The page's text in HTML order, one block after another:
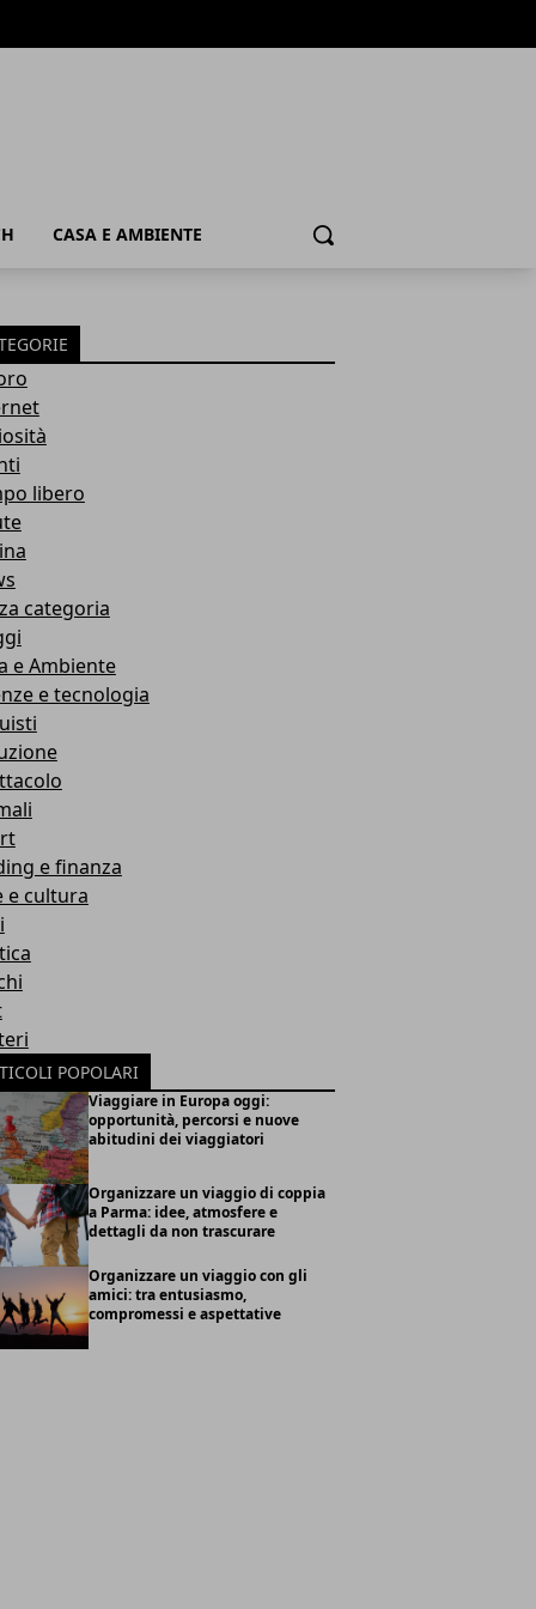
CASA E AMBIENTE Cerca
libero
categoria
e Ambiente
e tecnologia
e finanza
e cultura
POPOLARI
Viaggiare in Europa oggi:
opportunità, percorsi e nuove
abitudini dei viaggiatori
Organizzare un viaggio di coppia
a Parma: idee, atmosfere e
dettagli da non trascurare
Organizzare un viaggio con gli
amici: tra entusiasmo,
compromessi e aspettative